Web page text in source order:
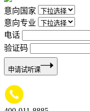
意向国家
意向专业
电话
验证码
申请试听课